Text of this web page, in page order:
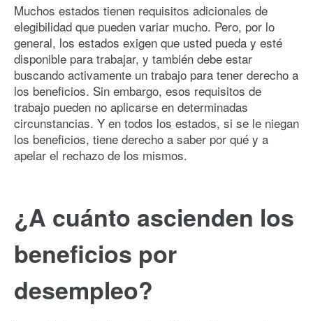
Muchos estados tienen requisitos adicionales de
elegibilidad que pueden variar mucho. Pero, por lo
general, los estados exigen que usted pueda y esté
disponible para trabajar, y también debe estar
buscando activamente un trabajo para tener derecho a
los beneficios. Sin embargo, esos requisitos de
trabajo pueden no aplicarse en determinadas
circunstancias. Y en todos los estados, si se le niegan
los beneficios, tiene derecho a saber por qué y a
apelar el rechazo de los mismos.
¿A cuánto ascienden los
beneficios por
desempleo?